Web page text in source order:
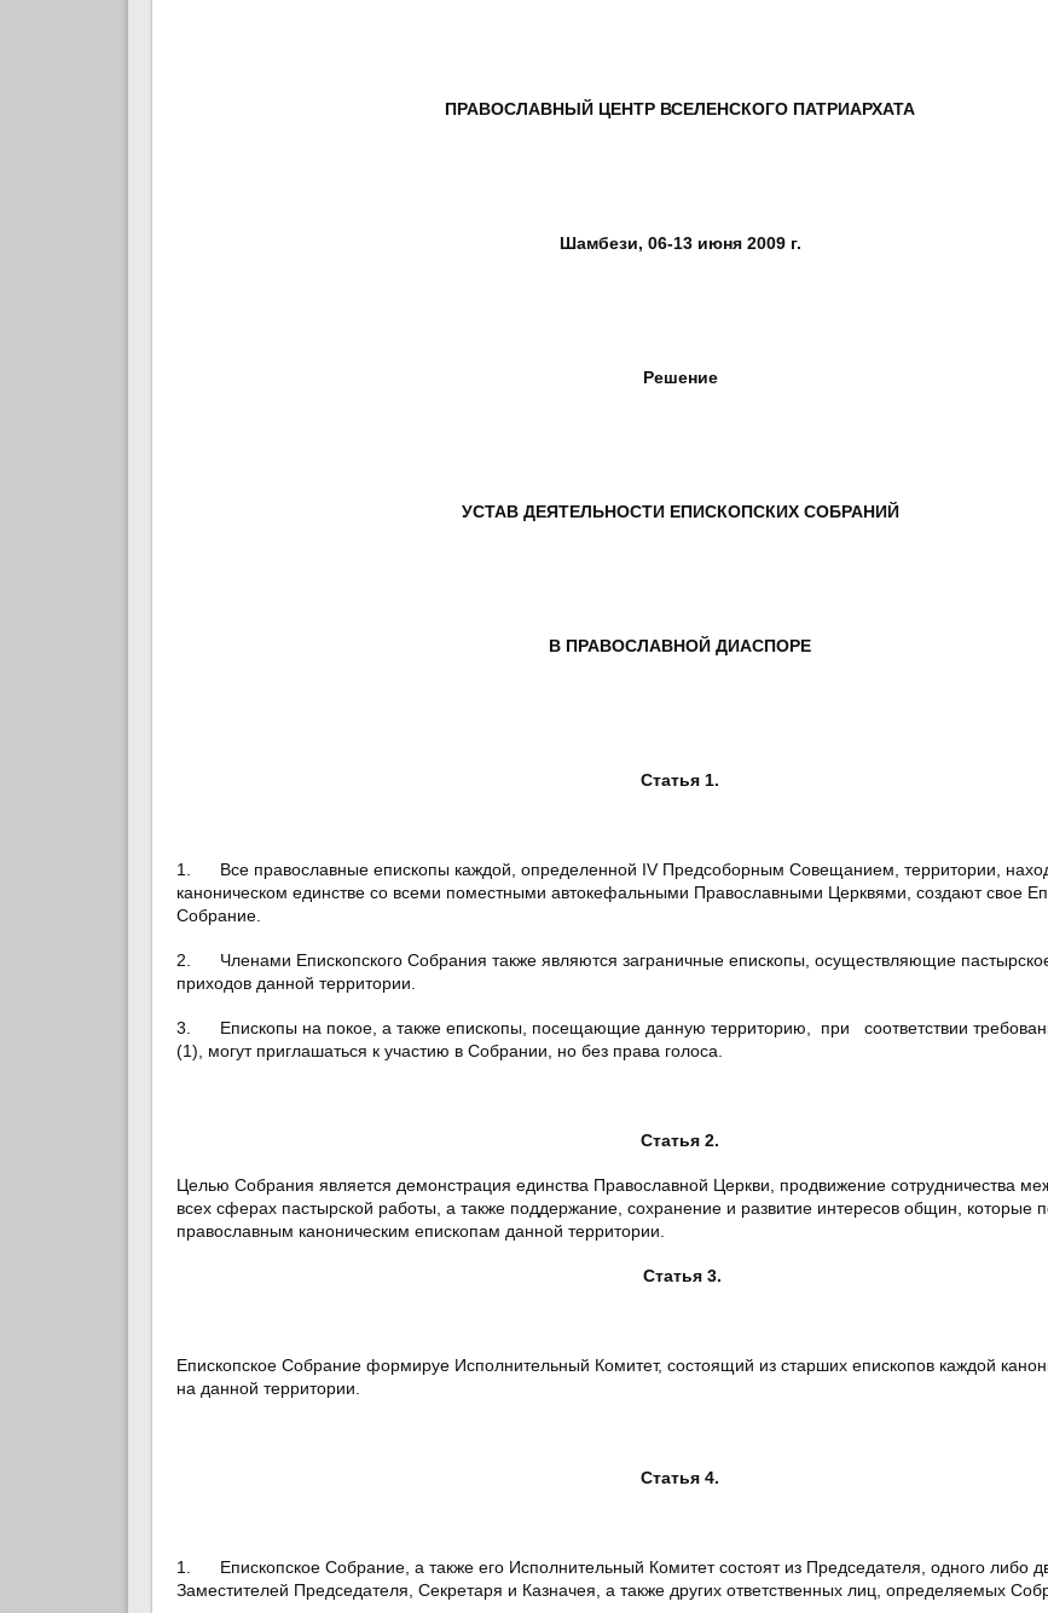
ПРАВОСЛАВНЫЙ ЦЕНТР ВСЕЛЕНСКОГО ПАТРИАРХАТА
Шамбези, 06-13 июня 2009 г.
Решение
УСТАВ ДЕЯТЕЛЬНОСТИ ЕПИСКОПСКИХ СОБРАНИЙ
В ПРАВОСЛАВНОЙ ДИАСПОРЕ
Статья 1.
1. Все православные епископы каждой, определенной IV Предсоборным Совещанием, территории,
каноническом единстве со всеми поместными автокефальными Православными Церквями, создают свое
Собрание.
2. Членами Епископского Собрания также являются заграничные епископы, осуществляющие
приходов данной территории.
3. Епископы на покое, а также епископы, посещающие данную территорию, при соответствии
(1), могут приглашаться к участию в Собрании, но без права голоса.
Статья 2.
Целью Собрания является демонстрация единства Православной Церкви, продвижение сотрудничества
всех сферах пастырской работы, а также поддержание, сохранение и развитие интересов общин, которые
православным каноническим епископам данной территории.
Статья 3.
Епископское Собрание формируе Исполнительный Комитет, состоящий из старших епископов каждой
на данной территории.
Статья 4.
1. Епископское Собрание, а также его Исполнительный Комитет состоят из Председателя, одного либо
Заместителей Председателя, Секретаря и Казначея, а также других ответственных лиц, определяемых